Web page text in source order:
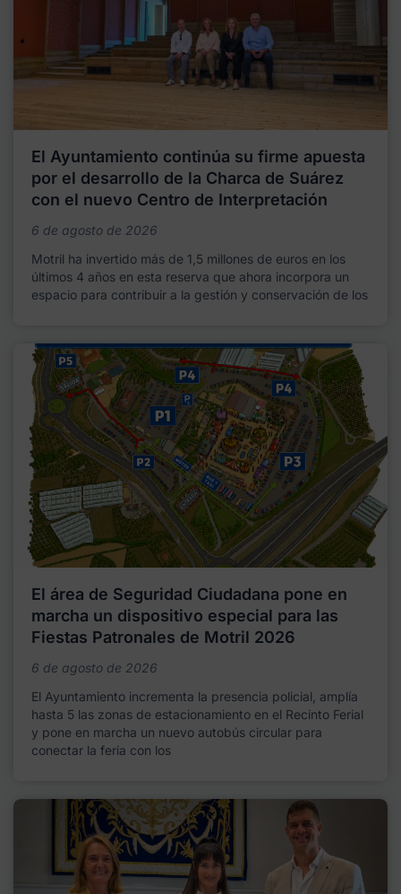
El Ayuntamiento continúa su firme apuesta
por el desarrollo de la Charca de Suárez
con el nuevo Centro de Interpretación
6 de agosto de 2026
Motril ha invertido más de 1,5 millones de euros en los
últimos 4 años en esta reserva que ahora incorpora un
espacio para contribuir a la gestión y conservación de los
El área de Seguridad Ciudadana pone en
marcha un dispositivo especial para las
Fiestas Patronales de Motril 2026
6 de agosto de 2026
El Ayuntamiento incrementa la presencia policial, amplía
hasta 5 las zonas de estacionamiento en el Recinto Ferial
y pone en marcha un nuevo autobús circular para
conectar la feria con los